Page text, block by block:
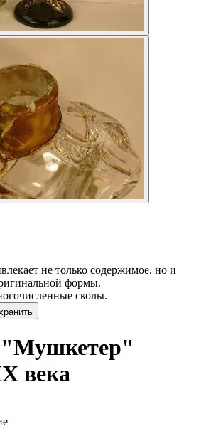
не только содержимое, но и
формы.
сколы.
века